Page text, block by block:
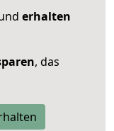
erhalten
, das